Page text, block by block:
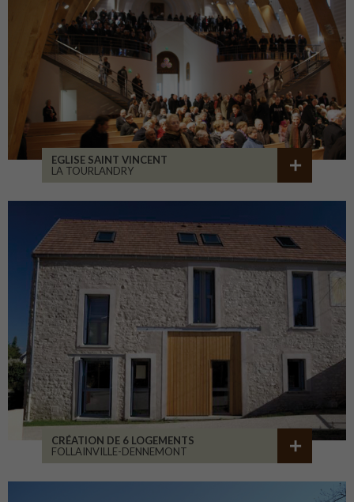
EGLISE SAINT VINCENT
LA TOURLANDRY
CRÉATION DE 6 LOGEMENTS
FOLLAINVILLE-DENNEMONT